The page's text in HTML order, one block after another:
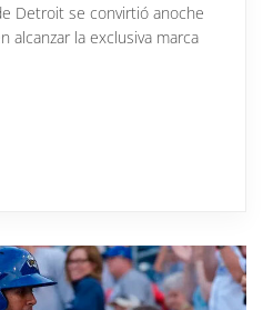
Detroit se convirtió anoche
alcanzar la exclusiva marca